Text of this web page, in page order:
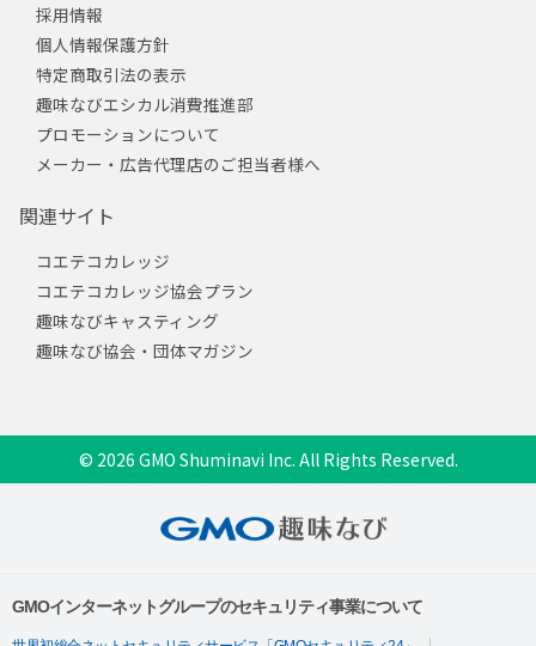
採用情報
個人情報保護方針
特定商取引法の表示
趣味なびエシカル消費推進部
プロモーションについて
メーカー・広告代理店のご担当者様へ
関連サイト
コエテコカレッジ
コエテコカレッジ協会プラン
趣味なびキャスティング
趣味なび協会・団体マガジン
© 2026 GMO Shuminavi Inc. All Rights Reserved.